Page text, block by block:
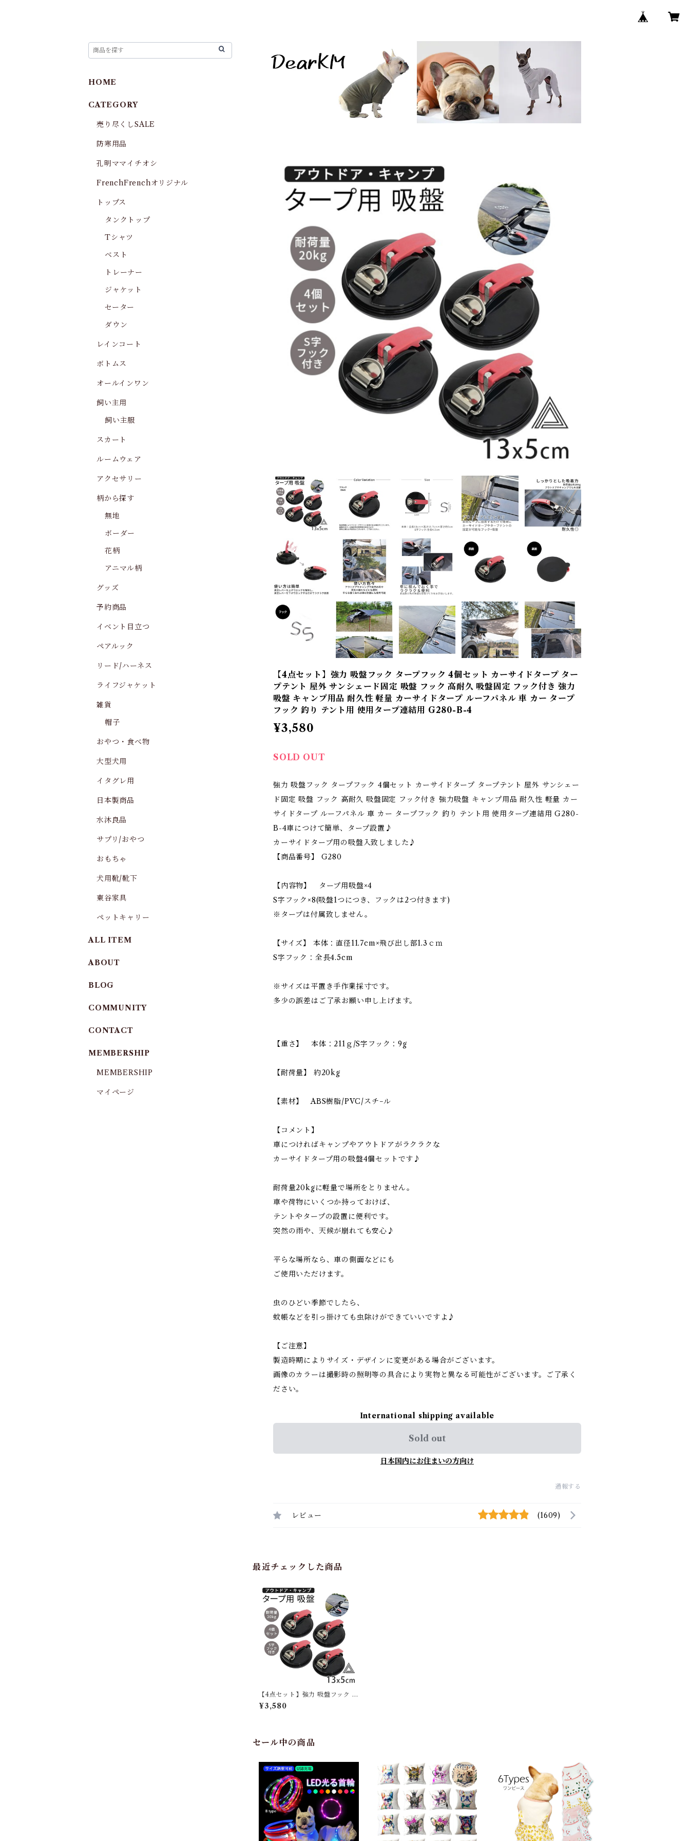
【4点セット】強力 吸盤フック タープフック 4個セット カーサイドタープ ター
プテント 屋外 サンシェード固定 吸盤 フック 高耐久 吸盤固定 フック付き 強力
吸盤 キャンプ用品 耐久性 軽量 カーサイドタープ ルーフパネル 車 カー タープ
フック 釣り テント用 使用タープ連結用 G280-B-4
¥3,580
SOLD OUT
強力 吸盤フック タープフック 4個セット カーサイドタープ タープテント 屋外 サンシェー
ド固定 吸盤 フック 高耐久 吸盤固定 フック付き 強力吸盤 キャンプ用品 耐久性 軽量 カー
サイドタープ ルーフパネル 車 カー タープフック 釣り テント用 使用タープ連結用 G280-
B-4車につけて簡単、タープ設置♪
カーサイドタープ用の吸盤入致しました♪
【商品番号】 G280
【内容物】 タープ用吸盤×4
S字フック×8(吸盤1つにつき、フックは2つ付きます)
※タープは付属致しません。
【サイズ】 本体：直径11.7cm×飛び出し部1.3ｃｍ
S字フック：全長4.5cm
※サイズは平置き手作業採寸です。
多少の誤差はご了承お願い申し上げます。
【重さ】 本体：211ｇ/S字フック：9g
【耐荷量】 約20kg
【素材】 ABS樹脂/PVC/スチ−ル
【コメント】
車につければキャンプやアウトドアがラクラクな
カーサイドタープ用の吸盤4個セットです♪
耐荷量20kgに軽量で場所をとりません。
車や荷物にいくつか持っておけば、
テントやタープの設置に便利です。
突然の雨や、天候が崩れても安心♪
平らな場所なら、車の側面などにも
ご使用いただけます。
虫のひどい季節でしたら、
蚊帳などを引っ掛けても虫除けができていいですよ♪
【ご注意】
製造時期によりサイズ・デザインに変更がある場合がございます。
画像のカラーは撮影時の照明等の具合により実物と異なる可能性がございます。ご了承く
ださい。
International shipping available
Sold out
日本国内にお住まいの方向け
通報する
レビュー (1609)
最近チェックした商品
【4点セット】強力 吸盤フック タ
ープフック 4個セット カーサイド
タープ タープテント 屋外 サンシ
タープ ルーフパネル 車 カー ター
プフック 釣り テント用 使用ター
¥3,580
セール中の商品
HOME
CATEGORY
売り尽くしSALE
防寒用品
孔明ママイチオシ
FrenchFrenchオリジナル
トップス
タンクトップ
Tシャツ
ベスト
トレーナー
ジャケット
セーター
ダウン
レインコート
ボトムス
オールインワン
飼い主用
飼い主服
スカート
ルームウェア
アクセサリー
柄から探す
無地
ボーダー
花柄
アニマル柄
グッズ
予約商品
イベント目立つ
ペアルック
リード/ハーネス
ライフジャケット
雑貨
帽子
おやつ・食べ物
大型犬用
イタグレ用
日本製商品
水沐良品
サプリ/おやつ
おもちゃ
犬用靴/靴下
東谷家具
ペットキャリー
ALL ITEM
ABOUT
BLOG
COMMUNITY
CONTACT
MEMBERSHIP
MEMBERSHIP
マイページ